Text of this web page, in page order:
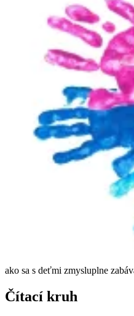
ako sa s deťmi zmysluplne
Čítací kruh